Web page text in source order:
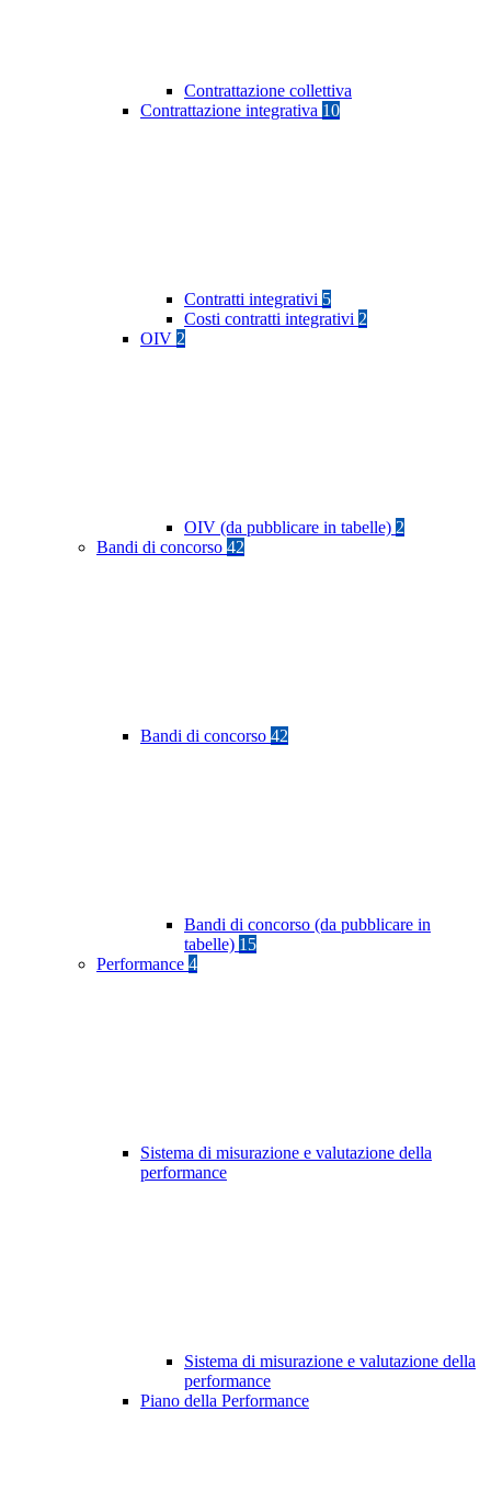
Contrattazione collettiva
Contrattazione integrativa 10
Contratti integrativi 5
Costi contratti integrativi 2
OIV 2
OIV (da pubblicare in tabelle) 2
Bandi di concorso 42
Bandi di concorso 42
Bandi di concorso (da pubblicare in
tabelle) 15
Performance 4
Sistema di misurazione e valutazione della
performance
Sistema di misurazione e valutazione della
performance
Piano della Performance